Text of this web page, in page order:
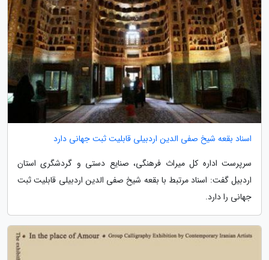
اسناد بقعه شیخ صفی الدین اردبیلی قابلیت ثبت جهانی دارد
سرپرست اداره کل میراث فرهنگی، صنایع دستی و گردشگری استان
اردبیل گفت: اسناد مرتبط با بقعه شیخ صفی الدین اردبیلی قابلیت ثبت
جهانی را دارد.